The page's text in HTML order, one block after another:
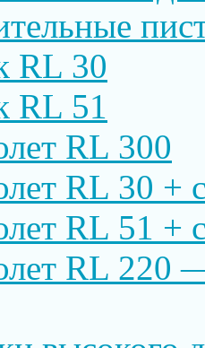
RL 30
RL 51
RL 300
RL 30 +
RL 51 +
RL 220